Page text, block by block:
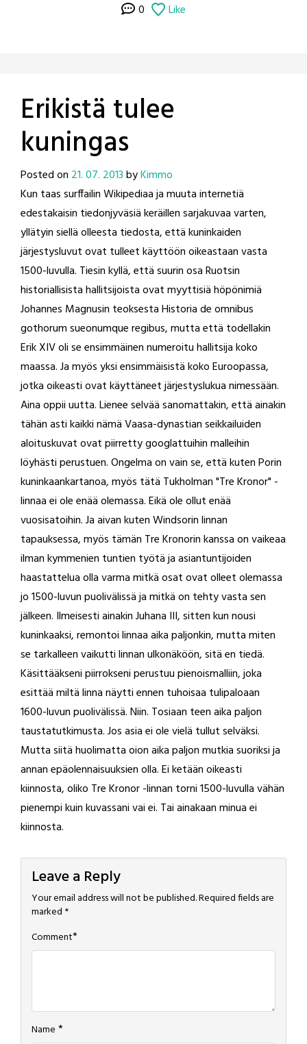
0 Like
Erikistä tulee
kuningas
Posted on 21. 07. 2013byKimmo
Kun taas surffailin Wikipediaa ja muuta internetiä
edestakaisin tiedonjyväsiä keräillen sarjakuvaa varten,
yllätyin siellä olleesta tiedosta, että kuninkaiden
järjestysluvut ovat tulleet käyttöön oikeastaan vasta
1500-luvulla. Tiesin kyllä, että suurin osa Ruotsin
historiallisista hallitsijoista ovat myyttisiä höpönimiä
Johannes Magnusin teoksesta Historia de omnibus
gothorum sueonumque regibus, mutta että todellakin
Erik XIV oli se ensimmäinen numeroitu hallitsija koko
maassa. Ja myös yksi ensimmäisistä koko Euroopassa,
jotka oikeasti ovat käyttäneet järjestyslukua nimessään.
Aina oppii uutta. Lienee selvää sanomattakin, että ainakin
tähän asti kaikki nämä Vaasa-dynastian seikkailuiden
aloituskuvat ovat piirretty googlattuihin malleihin
löyhästi perustuen. Ongelma on vain se, että kuten Porin
kuninkaankartanoa, myös tätä Tukholman "Tre Kronor" -
linnaa ei ole enää olemassa. Eikä ole ollut enää
vuosisatoihin. Ja aivan kuten Windsorin linnan
tapauksessa, myös tämän Tre Kronorin kanssa on vaikeaa
ilman kymmenien tuntien työtä ja asiantuntijoiden
haastattelua olla varma mitkä osat ovat olleet olemassa
jo 1500-luvun puolivälissä ja mitkä on tehty vasta sen
jälkeen. Ilmeisesti ainakin Juhana III, sitten kun nousi
kuninkaaksi, remontoi linnaa aika paljonkin, mutta miten
se tarkalleen vaikutti linnan ulkonäköön, sitä en tiedä.
Käsittääkseni piirrokseni perustuu pienoismalliin, joka
esittää miltä linna näytti ennen tuhoisaa tulipaloaan
1600-luvun puolivälissä. Niin. Tosiaan teen aika paljon
taustatutkimusta. Jos asia ei ole vielä tullut selväksi.
Mutta siitä huolimatta oion aika paljon mutkia suoriksi ja
annan epäolennaisuuksien olla. Ei ketään oikeasti
kiinnosta, oliko Tre Kronor -linnan torni 1500-luvulla vähän
pienempi kuin kuvassani vai ei. Tai ainakaan minua ei
kiinnosta.
Leave a Reply
Your email address will not be published.Required fields are
marked *
Comment*
Name *